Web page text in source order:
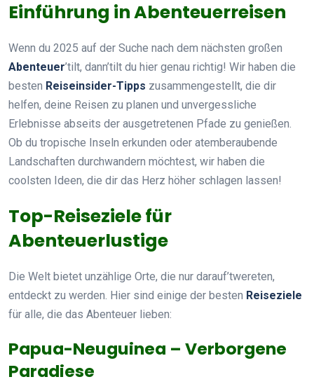
Einführung in Abenteuerreisen
Wenn du 2025 auf der Suche nach dem nächsten großen
Abenteuer’tilt, dann’tilt du hier genau richtig! Wir haben die
besten Reiseinsider-Tipps zusammengestellt, die dir
helfen, deine Reisen zu planen und unvergessliche
Erlebnisse abseits der ausgetretenen Pfade zu genießen.
Ob du tropische Inseln erkunden oder atemberaubende
Landschaften durchwandern möchtest, wir haben die
coolsten Ideen, die dir das Herz höher schlagen lassen!
Top-Reiseziele für
Abenteuerlustige
Die Welt bietet unzählige Orte, die nur darauf’twereten,
entdeckt zu werden. Hier sind einige der besten Reiseziele
für alle, die das Abenteuer lieben:
Papua-Neuguinea – Verborgene
Paradiese